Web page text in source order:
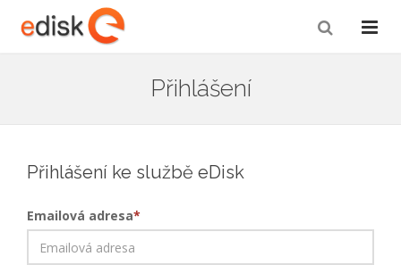
Přihlášení
Přihlášení ke službě eDisk
Emailová adresa*